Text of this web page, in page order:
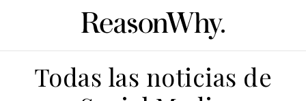
Todas las noticias de